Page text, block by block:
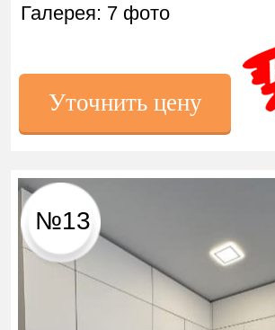
Уточнить цену
№13
Галерея: 7 фото